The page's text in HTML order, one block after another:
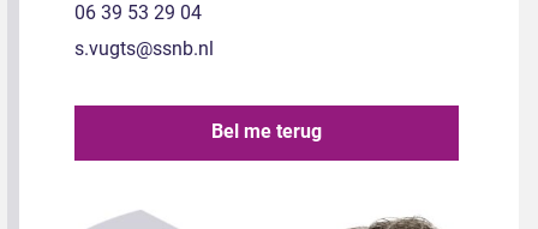
06 39 53 29 04
s.vugts@ssnb.nl
Bel me terug